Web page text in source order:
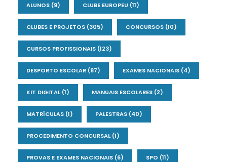
ALUNOS (9) CLUBE EUROPEU (11)
CLUBES E PROJETOS (305) CONCURSOS (10)
CURSOS PROFISSIONAIS (123)
DESPORTO ESCOLAR (87) EXAMES NACIONAIS (4)
KIT DIGITAL(1) MANUAIS ESCOLARES (2)
MATRÍCULAS (1) PALESTRAS (40)
PROCEDIMENTO CONCURSAL(1)
PROVAS E EXAMES NACIONAIS (6) SPO (11)